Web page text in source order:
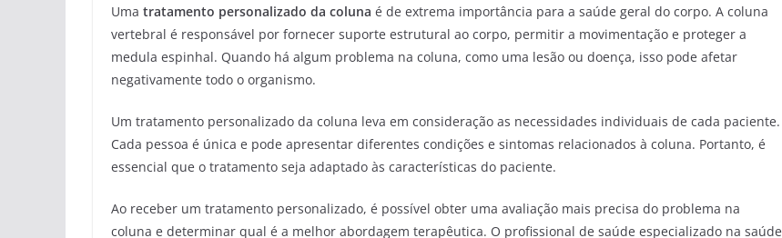
Uma tratamento personalizado da coluna é de extrema importância para a saúde geral do corpo. A coluna
vertebral é responsável por fornecer suporte estrutural ao corpo, permitir a movimentação e proteger a
medula espinhal. Quando há algum problema na coluna, como uma lesão ou doença, isso pode afetar
negativamente todo o organismo.
Um tratamento personalizado da coluna leva em consideração as necessidades individuais de cada paciente.
Cada pessoa é única e pode apresentar diferentes condições e sintomas relacionados à coluna. Portanto, é
essencial que o tratamento seja adaptado às características do paciente.
Ao receber um tratamento personalizado, é possível obter uma avaliação mais precisa do problema na
coluna e determinar qual é a melhor abordagem terapêutica. O profissional de saúde especializado na saúde